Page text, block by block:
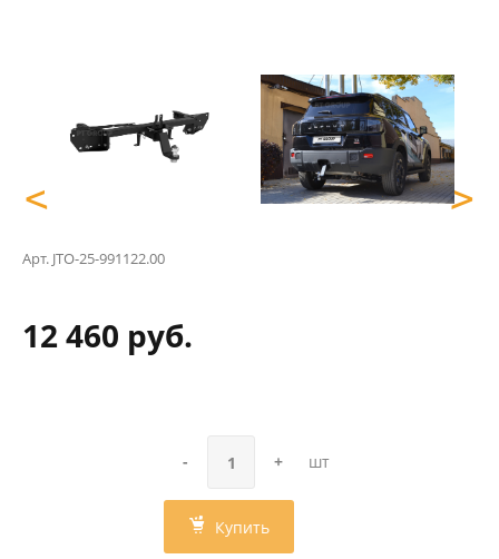
< >
Арт. JTO-25-991122.00
12 460 руб.
- + шт
Купить